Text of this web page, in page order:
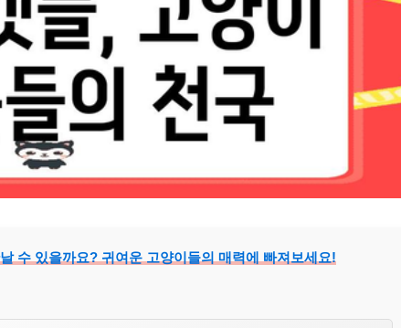
수 있을까요? 귀여운 고양이들의 매력에 빠져보세요!